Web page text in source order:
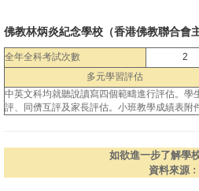
佛教林炳炎紀念學校（香港佛教聯合會
全年全科考試次數
2
多元學習評估
中英文科均就聽說讀寫四個範疇進行評估。學
評、同儕互評及家長評估。小班教學成績表附
如欲進一步了解學
資料來源﹕